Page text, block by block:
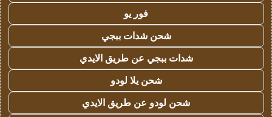
فور يو
شحن شدات ببجي
شدات ببجي عن طريق الايدي
شحن يلا لودو
شحن لودو عن طريق الايدي